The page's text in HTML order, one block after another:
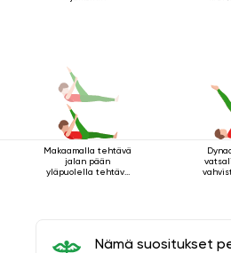
Makaamalla tehtävä
jalan pään
yläpuolella tehtävä
Nämä suositukset